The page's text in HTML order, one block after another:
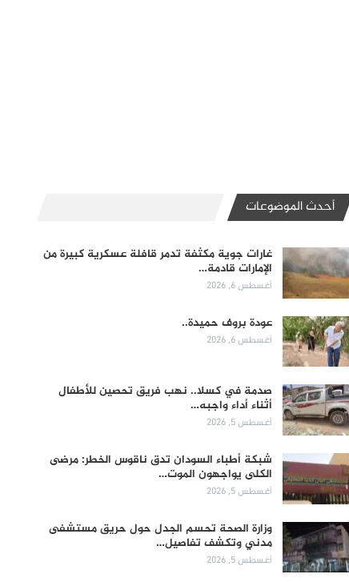
أحدث الموضوعات
غارات جوية مكثفة تدمر قافلة عسكرية كبيرة من
الإمارات قادمة…
أغسطس 6, 2026
عودة بروف حميدة..
أغسطس 6, 2026
صدمة في كسلا.. نهب فريق تحصين للأطفال
أثناء أداء واجبه…
أغسطس 5, 2026
شبكة أطباء السودان تدق ناقوس الخطر: مرضى
الكلى يواجهون الموت…
أغسطس 5, 2026
وزارة الصحة تحسم الجدل حول حريق مستشفى
مدني وتكشف تفاصيل…
أغسطس 5, 2026